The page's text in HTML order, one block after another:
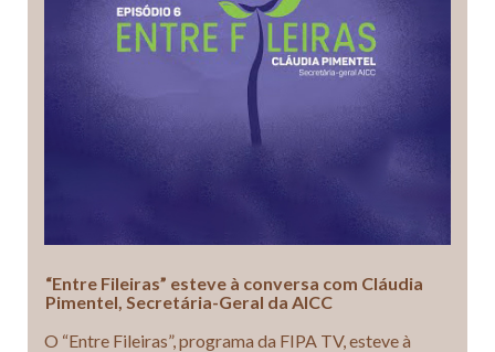
“Entre Fileiras” esteve à conversa com Cláudia
Pimentel, Secretária-Geral da AICC
O “Entre Fileiras”, programa da FIPA TV, esteve à